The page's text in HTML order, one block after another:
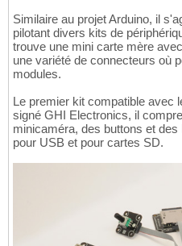
Similaire au projet Arduino, il
pilotant divers kits de
trouve une mini carte mère
une variété de connecteurs où
modules.
Le premier kit compatible avec
signé GHI Electronics, il
minicaméra, des buttons et
pour USB et pour cartes SD.